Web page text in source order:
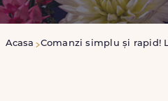
Acasa Comanzi simplu și rapid!